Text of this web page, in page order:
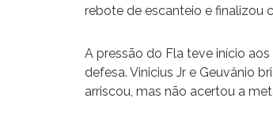
rebote de escanteio e finalizou
A pressão do Fla teve início
defesa. Vinicius Jr e Geuvânio
arriscou, mas não acertou a